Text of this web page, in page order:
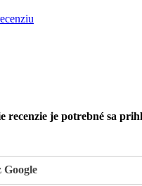
recenzie je potrebné sa
Google